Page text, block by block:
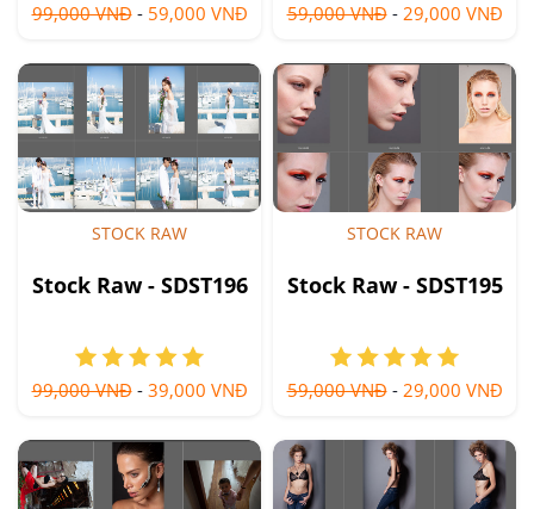
99,000 VNĐ- 59,000 VNĐ 59,000 VNĐ- 29,000 VNĐ
STOCK RAW
Stock Raw - SDST196
99,000 VNĐ- 39,000 VNĐ
STOCK RAW
Stock Raw - SDST195
59,000 VNĐ- 29,000 VNĐ